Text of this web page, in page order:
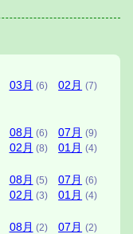
03月 (6) 02月 (7)
08月 (6) 07月 (9)
02月 (8) 01月 (4)
08月 (5) 07月 (6)
02月 (3) 01月 (4)
08月 (2) 07月 (2)